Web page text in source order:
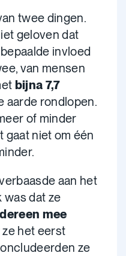
twee dingen.
geloven dat
invloed
van mensen
bijna 7,7
aarde rondlopen.
of minder
gaat niet om één
aan het
was dat ze
mee
ze het eerst
ze